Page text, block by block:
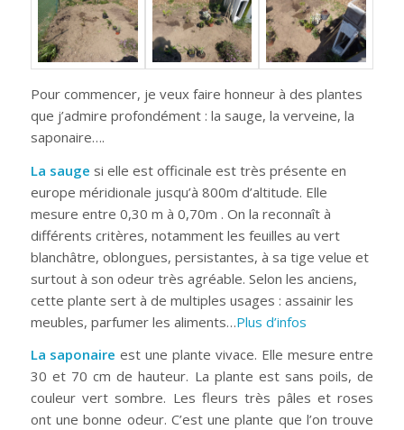
Pour commencer, je veux faire honneur à des plantes
que j’admire profondément : la sauge, la verveine, la
saponaire….
La sauge si elle est officinale est très présente en
europe méridionale jusqu’à 800m d’altitude. Elle
mesure entre 0,30 m à 0,70m . On la reconnaît à
différents critères, notamment les feuilles au vert
blanchâtre, oblongues, persistantes, à sa tige velue et
surtout à son odeur très agréable. Selon les anciens,
cette plante sert à de multiples usages : assainir les
meubles, parfumer les aliments…Plus d’infos
La saponaire est une plante vivace. Elle mesure entre
30 et 70 cm de hauteur. La plante est sans poils, de
couleur vert sombre. Les fleurs très pâles et roses
ont une bonne odeur. C’est une plante que l’on trouve